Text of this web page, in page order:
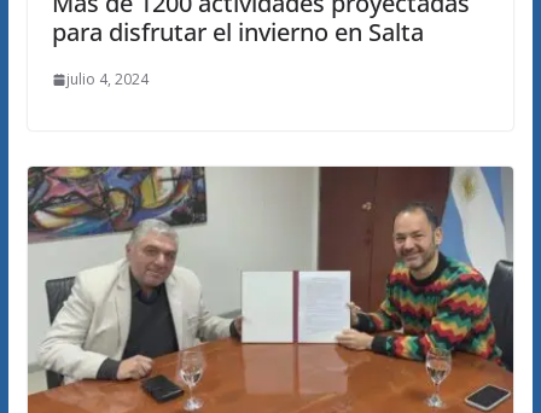
para disfrutar el invierno en Salta
julio 4, 2024